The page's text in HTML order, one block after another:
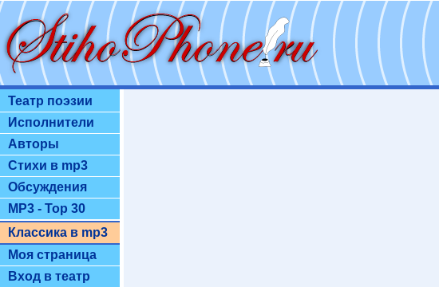
Театр поэзии
Исполнители
Авторы
Стихи в mp3
Обсуждения
MP3 - Top 30
Классика в mp3
Моя страница
Вход в театр